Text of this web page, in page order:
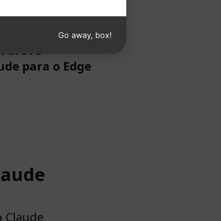
breve
para o Edge
Go away, box!